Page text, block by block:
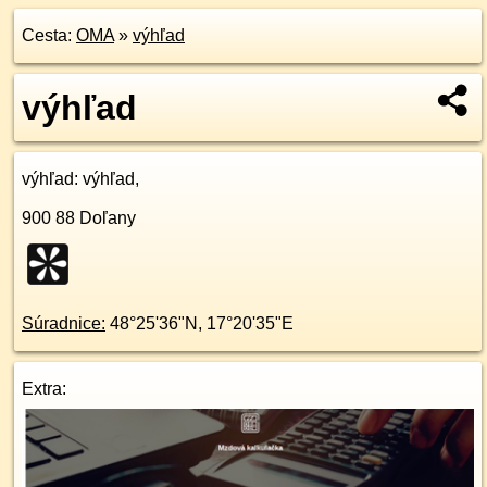
Cesta: OMA» výhľad
výhľad
výhľad: výhľad,
900 88 Doľany
Súradnice: 48°25'36"N , 17°20'35"E
Extra: